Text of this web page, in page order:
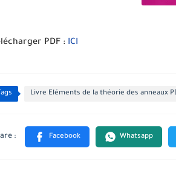
PDF : ICI
Livre Eléments de la théorie des anneaux